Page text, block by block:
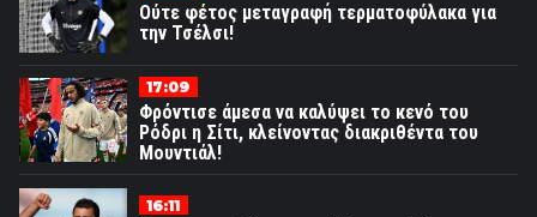
Ούτε φέτος μεταγραφή τερματοφύλακα για
την Τσέλσι!
17:09
Φρόντισε άμεσα να καλύψει το κενό του
Ρόδρι η Σίτι, κλείνοντας διακριθέντα του
Μουντιάλ!
16:11